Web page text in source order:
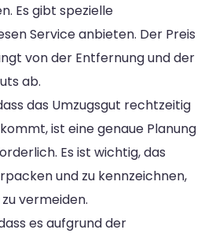
Es gibt spezielle
Service anbieten. Der Preis
von der Entfernung und der
ab.
das Umzugsgut rechtzeitig
ist eine genaue Planung
Es ist wichtig, das
und zu kennzeichnen,
vermeiden.
es aufgrund der